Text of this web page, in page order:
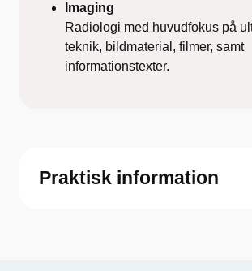
Imaging
Radiologi med huvudfokus på
teknik, bildmaterial, filmer, samt
informationstexter.
Praktisk information